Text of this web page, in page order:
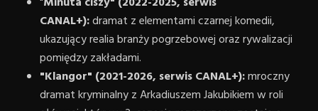
CANAL+):dramat z elementami czarnej komedii,
ukazujący realia branży pogrzebowej oraz rywalizacji
pomiędzy zakładami.
"Klangor" (2021-2026, serwis CANAL+):mroczny
dramat kryminalny z Arkadiuszem Jakubikiem w roli